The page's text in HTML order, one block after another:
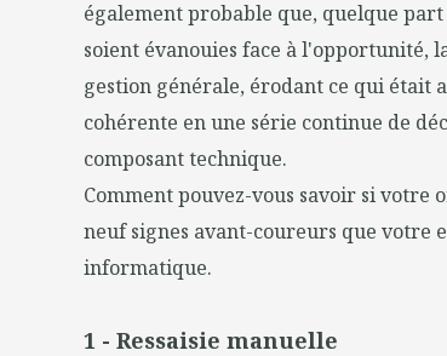
également probable que, quelque
soient évanouies face à l'opportunité,
gestion générale, érodant ce qui était
cohérente en une série continue de
composant technique.
Comment pouvez-vous savoir si votre
neuf signes avant-coureurs que votre
informatique.
1 - Ressaisie manuelle